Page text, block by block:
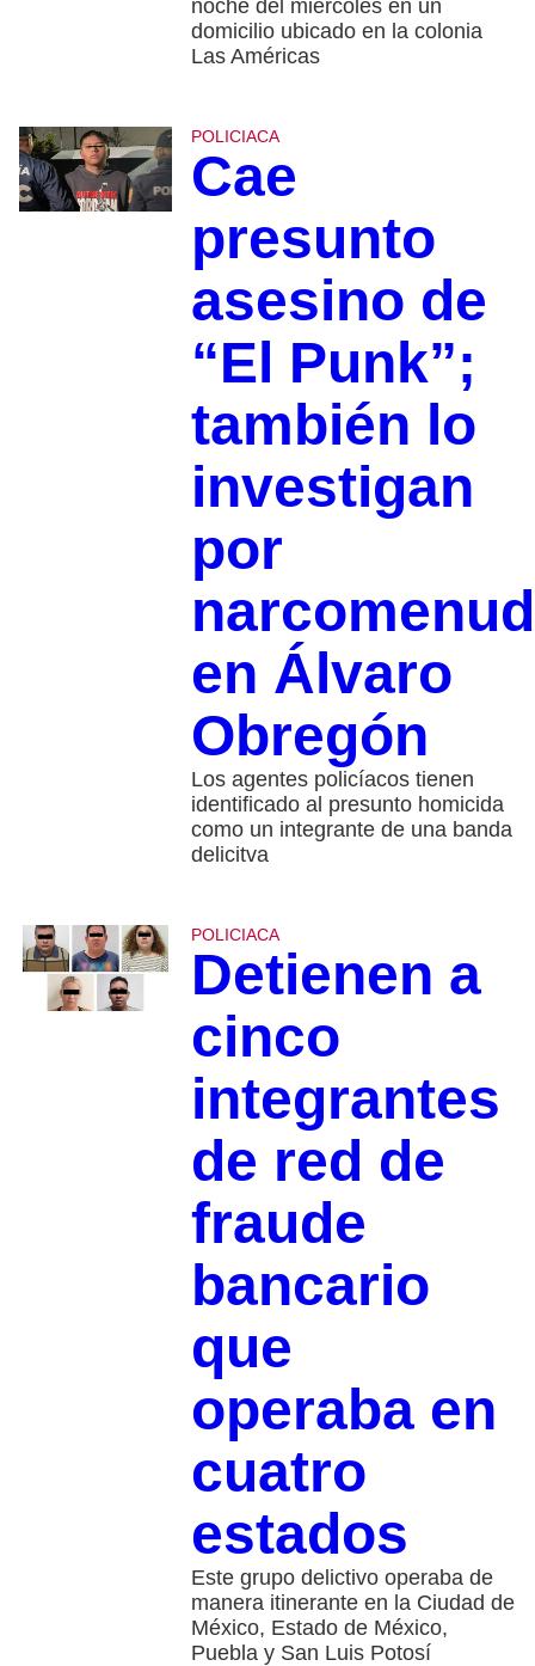
noche del miércoles en un
domicilio ubicado en la colonia
Las Américas
POLICIACA
Cae
presunto
asesino de
“El Punk”;
también lo
investigan
por
en Álvaro
Obregón
Los agentes policíacos tienen
identificado al presunto homicida
como un integrante de una banda
delicitva
POLICIACA
Detienen a
cinco
integrantes
de red de
fraude
bancario
que
operaba en
cuatro
estados
Este grupo delictivo operaba de
manera itinerante en la Ciudad de
México, Estado de México,
Puebla y San Luis Potosí